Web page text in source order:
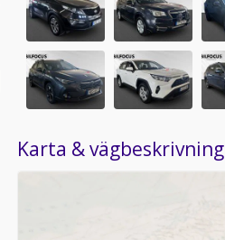
Karta & vägbeskrivning